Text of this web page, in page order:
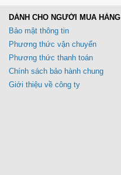
DÀNH CHO NGƯỜI MUA HÀNG
Bảo mật thông tin
Phương thức vận chuyển
Phương thức thanh toán
Chính sách bảo hành chung
Giới thiệu về công ty